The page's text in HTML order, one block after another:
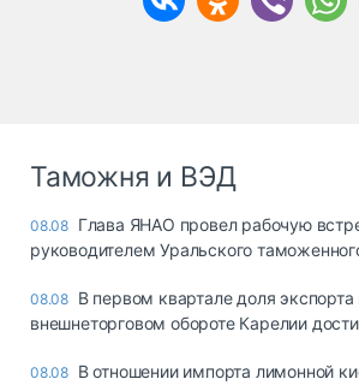
Таможня и ВЭД
08.08 Глава ЯНАО провел рабочую
руководителем Уральского
08.08 В первом квартале доля экспорта
внешнеторговом обороте Карелии
08.08 В отношении импорта лимонной